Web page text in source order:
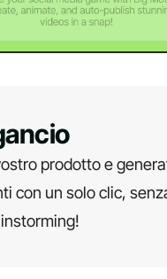
prodotto e
con un solo clic,